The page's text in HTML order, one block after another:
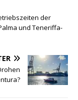
der
und Teneriffa-